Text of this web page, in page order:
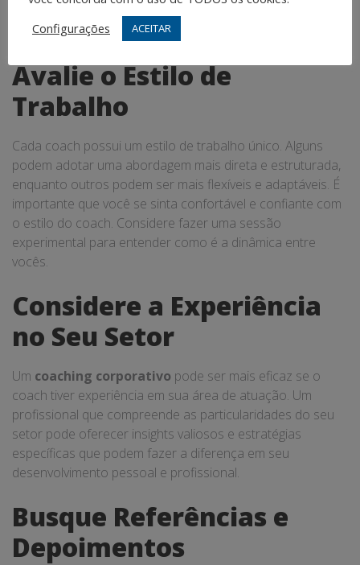
coaching de performance
negócios.
Avalie o Estilo de
Trabalho
Cada coach possui um estilo de trabalho único. Alguns
podem adotar uma abordagem mais direta e estruturada,
enquanto outros podem ser mais flexíveis e adaptáveis. É
importante que você se sinta confortável e confiante com
o estilo do coach. Considere fazer uma sessão
experimental para entender como é a dinâmica entre
vocês.
Considere a Experiência
no Seu Setor
Um coaching corporativo pode ser mais eficaz se o
coach tiver experiência em sua área de atuação. Um
profissional que compreende as particularidades do seu
setor pode oferecer insights valiosos e estratégias
específicas que podem fazer a diferença em seu
desenvolvimento pessoal e profissional.
Busque Referências e
Depoimentos
Configurações
ACEITAR